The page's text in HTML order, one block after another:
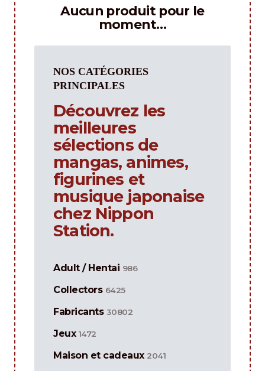
Aucun produit pour le
moment…
NOS CATÉGORIES
PRINCIPALES
Découvrez les
meilleures
sélections de
mangas, animes,
figurines et
musique japonaise
chez Nippon
Station.
Adult / Hentai 986
Collectors 6425
Fabricants 30802
Jeux 1472
Maison et cadeaux 2041